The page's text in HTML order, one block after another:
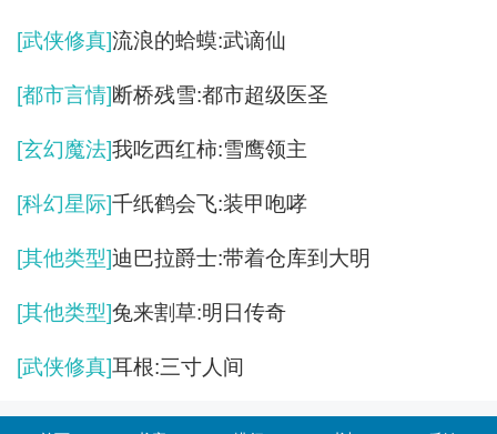
[武侠修真]流浪的蛤蟆:武谪仙
[都市言情]断桥残雪:都市超级医圣
[玄幻魔法]我吃西红柿:雪鹰领主
[科幻星际]千纸鹤会飞:装甲咆哮
[其他类型]迪巴拉爵士:带着仓库到大明
[其他类型]兔来割草:明日传奇
[武侠修真]耳根:三寸人间